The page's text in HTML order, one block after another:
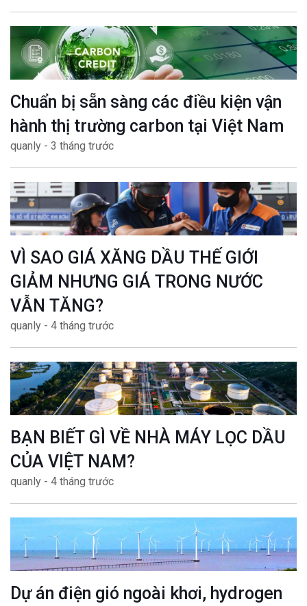
Chuẩn bị sẵn sàng các điều kiện vận
hành thị trường carbon tại Việt Nam
quanly - 3 tháng trước
VÌ SAO GIÁ XĂNG DẦU THẾ GIỚI
GIẢM NHƯNG GIÁ TRONG NƯỚC
VẪN TĂNG?
quanly - 4 tháng trước
BẠN BIẾT GÌ VỀ NHÀ MÁY LỌC DẦU
CỦA VIỆT NAM?
quanly - 4 tháng trước
Dự án điện gió ngoài khơi, hydrogen